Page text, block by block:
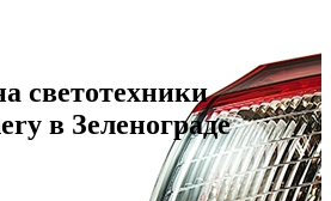
светотехники
в Зеленограде